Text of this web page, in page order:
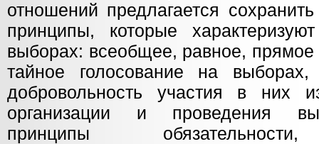
отношений предлагается
принципы, которые
выборах: всеобщее, равное, прямое
тайное голосование на
добровольность участия в них
организации и проведения
принципы